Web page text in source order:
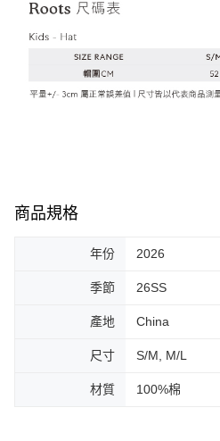
商品規格
年份 2026
季節 26SS
產地 China
尺寸 S/M, M/L
材質 100%棉